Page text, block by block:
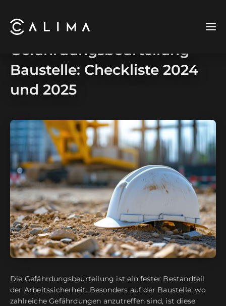
Gefährdungsbeurteilung
Baustelle: Checkliste 2024
und 2025
Die Gefährdungsbeurteilung ist ein fester Bestandteil
der Arbeitssicherheit. Besonders auf der Baustelle, wo
zahlreiche Gefährdungen anzutreffen sind, ist diese